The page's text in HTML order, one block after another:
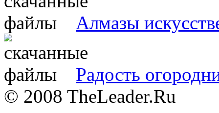
Алмазы
Радость
© 2008 TheLeader.Ru